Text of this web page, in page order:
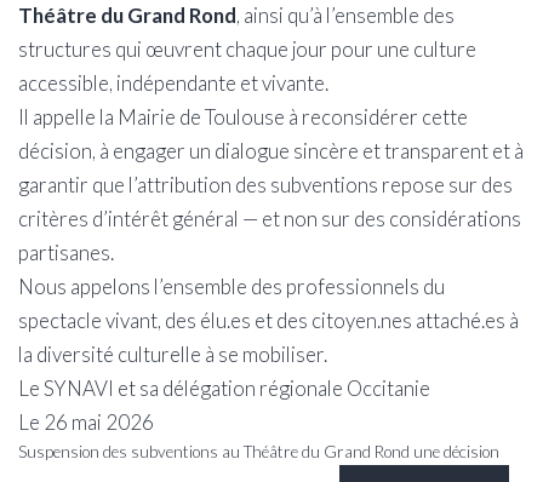
Théâtre du Grand Rond, ainsi qu’à l’ensemble des
structures qui œuvrent chaque jour pour une culture
accessible, indépendante et vivante.
Il appelle la Mairie de Toulouse à reconsidérer cette
décision, à engager un dialogue sincère et transparent et à
garantir que l’attribution des subventions repose sur des
critères d’intérêt général — et non sur des considérations
partisanes.
Nous appelons l’ensemble des professionnels du
spectacle vivant, des élu.es et des citoyen.nes attaché.es à
la diversité culturelle à se mobiliser.
Le SYNAVI et sa délégation régionale Occitanie
Le 26 mai 2026
Suspension des subventions au Théâtre du Grand Rond une décision